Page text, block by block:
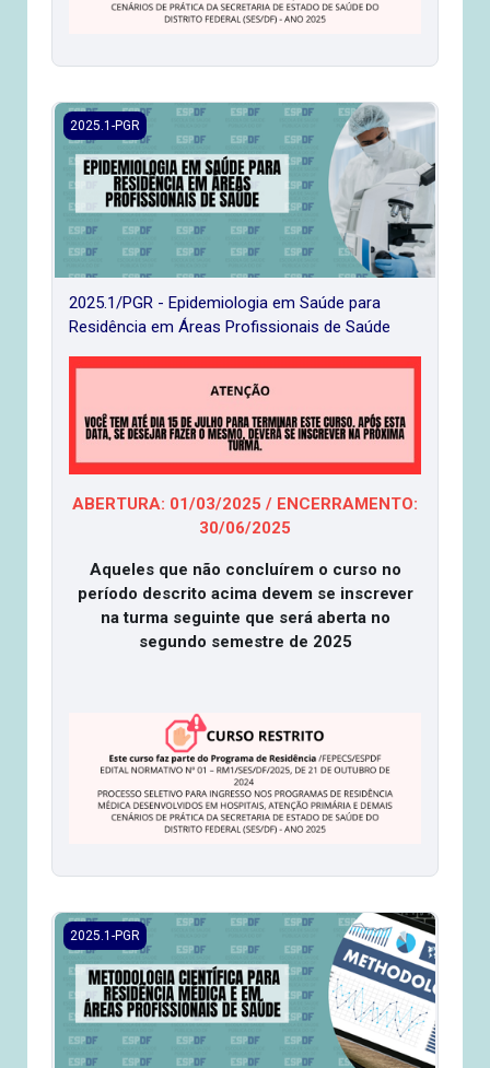
2025.1/PGR - Epidemiologia em Saúde para Residência
2025.1-PGR
2025.1/PGR - Epidemiologia em Saúde para
Residência em Áreas Profissionais de Saúde
ABERTURA: 01/03/2025 / ENCERRAMENTO:
30/06/2025
Aqueles que não concluírem o curso no
período descrito acima devem se inscrever
na turma seguinte que será aberta no
segundo semestre de 2025
2025.1/PGR - Metodologia Científica para Residência
2025.1-PGR